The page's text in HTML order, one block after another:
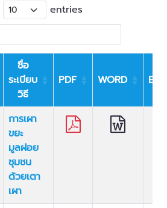
entries
ชื่อ
ระเบียบ
วิธี
PDF WORD
การเผา
ขยะ
มูลฝอย
ชุมชน
ด้วยเตา
เผา